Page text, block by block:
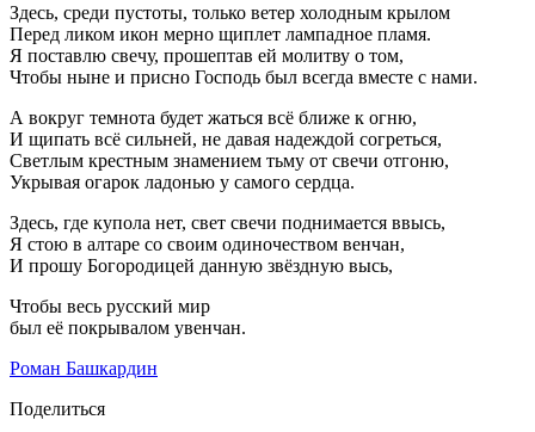
Здесь, среди пустоты, только ветер холодным крылом
Перед ликом икон мерно щиплет лампадное пламя.
Я поставлю свечу, прошептав ей молитву о том,
Чтобы ныне и присно Господь был всегда вместе с нами.
А вокруг темнота будет жаться всё ближе к огню,
И щипать всё сильней, не давая надеждой согреться,
Светлым крестным знамением тьму от свечи отгоню,
Укрывая огарок ладонью у самого сердца.
Здесь, где купола нет, свет свечи поднимается ввысь,
Я стою в алтаре со своим одиночеством венчан,
И прошу Богородицей данную звёздную высь,
Чтобы весь русский мир
был её покрывалом увенчан.
Роман Башкардин
Поделиться